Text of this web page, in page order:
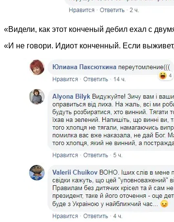
«Видели, как этот конченый дебил ехал с
«И не говори. Идиот конченный. Если